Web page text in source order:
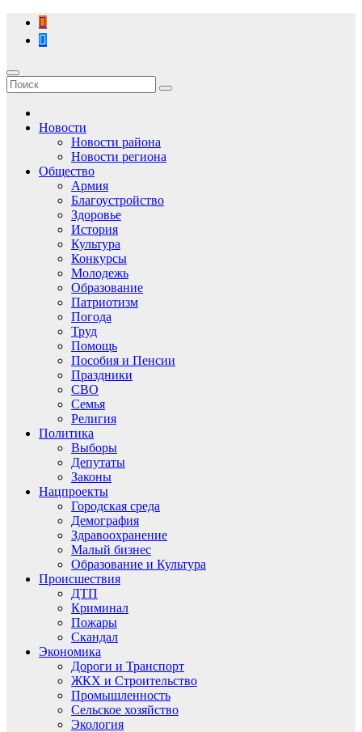
Перейти
содержимому
Новости
Новости района
Новости региона
Общество
Армия
Благоустройство
Здоровье
История
Культура
Конкурсы
Молодежь
Образование
Патриотизм
Погода
Труд
Помощь
Пособия и Пенсии
Праздники
СВО
Семья
Религия
Политика
Выборы
Депутаты
Законы
Нацпроекты
Городская среда
Демография
Здравоохранение
Малый бизнес
Образование и Культура
Происшествия
ДТП
Криминал
Пожары
Скандал
Экономика
Дороги и Транспорт
ЖКХ и Строительство
Промышленность
Сельское хозяйство
Экология